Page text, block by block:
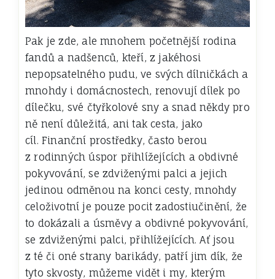
Pak je zde, ale mnohem početnější rodina
fandů a nadšenců, kteří, z jakéhosi
nepopsatelného pudu, ve svých dílničkách a
mnohdy i domácnostech, renovují dílek po
dílečku, své čtyřkolové sny a snad někdy pro
ně není důležitá, ani tak cesta, jako
cíl. Finanční prostředky, často berou
z rodinných úspor přihlížejících a obdivné
pokyvování, se zdviženými palci a jejich
jedinou odměnou na konci cesty, mnohdy
celoživotní je pouze pocit zadostiučinění, že
to dokázali a úsměvy a obdivné pokyvování,
se zdviženými palci, přihlížejících. Ať jsou
z té či oné strany barikády, patří jim dík, že
tyto skvosty, můžeme vidět i my, kterým